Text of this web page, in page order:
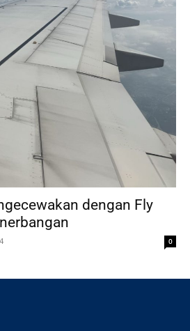
dengan Fly
0